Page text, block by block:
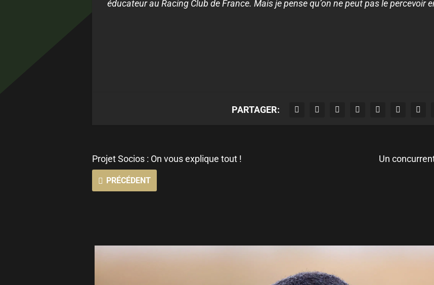
éducateur au Racing Club de France. Mais je pense qu’on ne peut pas le percevoir
PARTAGER:
Projet Socios : On vous explique tout !
PRÉCÉDENT
Un